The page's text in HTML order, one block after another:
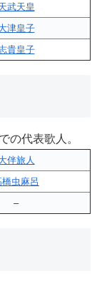
武天皇
津皇子
貴皇子
の代表歌人。
伴旅人
橋虫麻呂
–